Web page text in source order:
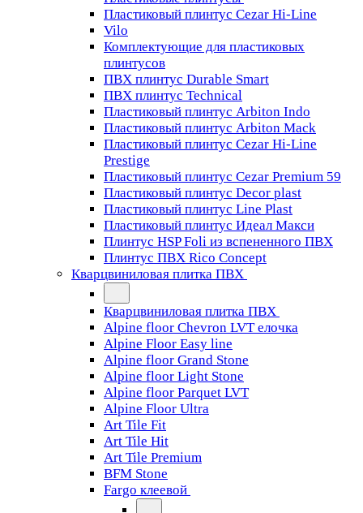
Пластиковый плинтус Cezar Hi-Line
Vilo
Комплектующие для пластиковых
плинтусов
ПВХ плинтус Durable Smart
ПВХ плинтус Technical
Пластиковый плинтус Arbiton Indo
Пластиковый плинтус Arbiton Mack
Пластиковый плинтус Cezar Hi-Line
Prestige
Пластиковый плинтус Cezar Premium 59
Пластиковый плинтус Decor plast
Пластиковый плинтус Line Plast
Пластиковый плинтус Идеал Макси
Плинтус HSP Foli из вспененного ПВХ
Плинтус ПВХ Rico Concept
Кварцвиниловая плитка ПВХ
Кварцвиниловая плитка ПВХ
Alpine floor Chevron LVT елочка
Alpine Floor Easy line
Alpine floor Grand Stone
Alpine floor Light Stone
Alpine floor Parquet LVT
Alpine Floor Ultra
Art Tile Fit
Art Tile Hit
Art Tile Premium
BFM Stone
Fargo клеевой